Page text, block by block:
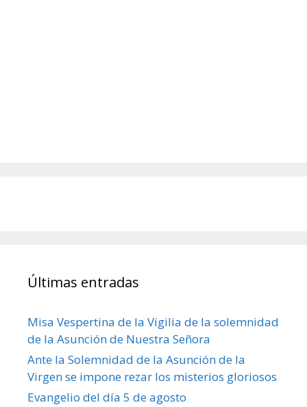
Últimas entradas
Misa Vespertina de la Vigilia de la solemnidad
de la Asunción de Nuestra Señora
Ante la Solemnidad de la Asunción de la
Virgen se impone rezar los misterios gloriosos
Evangelio del día 5 de agosto